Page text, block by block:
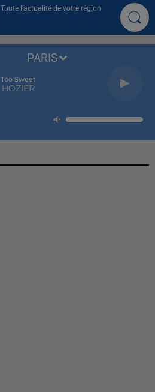
Toute l'actualité de votre région
Too Sweet
HOZIER
PARIS